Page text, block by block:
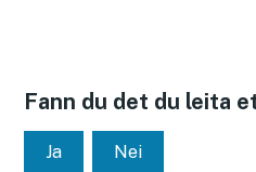
Fann du det du leita
Ja Nei